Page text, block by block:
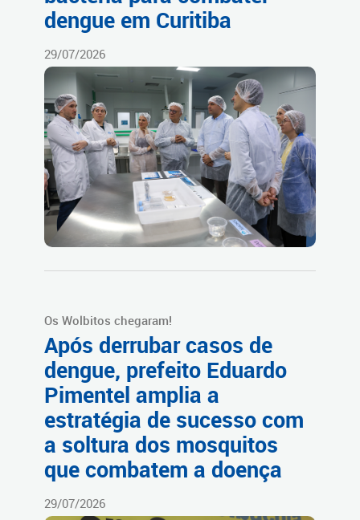
dengue em Curitiba
29/07/2026
Os Wolbitos chegaram!
Após derrubar casos de
dengue, prefeito Eduardo
Pimentel amplia a
estratégia de sucesso com
a soltura dos mosquitos
que combatem a doença
29/07/2026